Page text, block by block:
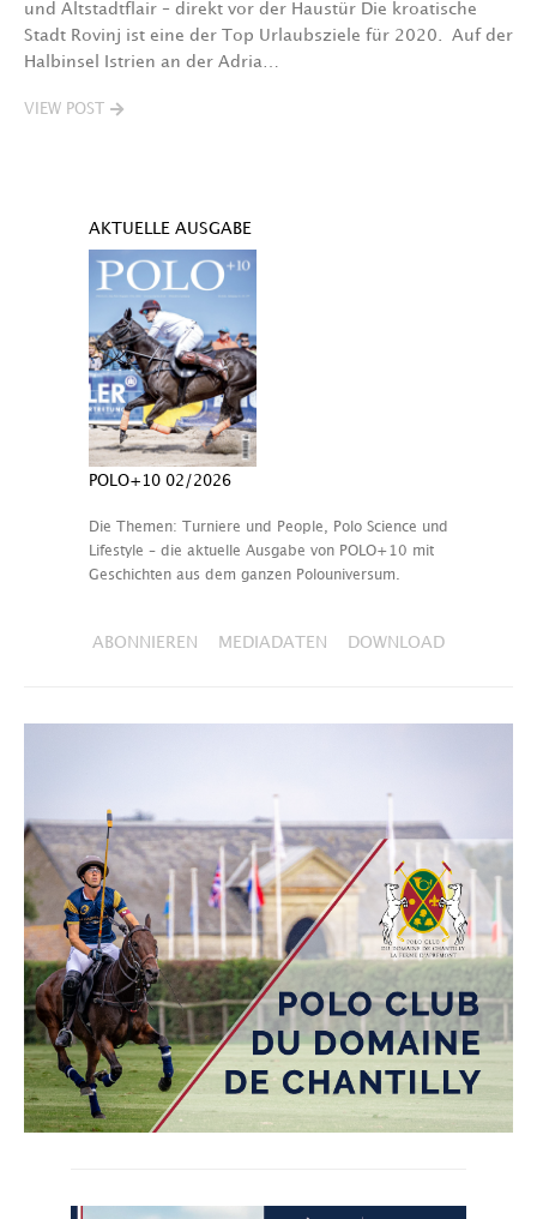
und Altstadtflair – direkt vor der Haustür Die kroatische
Stadt Rovinj ist eine der Top Urlaubsziele für 2020. Auf der
Halbinsel Istrien an der Adria…
VIEW POST
AKTUELLE AUSGABE
POLO+10 02/2026
Die Themen: Turniere und People, Polo Science und
Lifestyle – die aktuelle Ausgabe von POLO+10 mit
Geschichten aus dem ganzen Polouniversum.
ABONNIEREN MEDIADATEN DOWNLOAD